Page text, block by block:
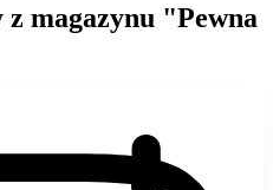
magazynu "Pewna